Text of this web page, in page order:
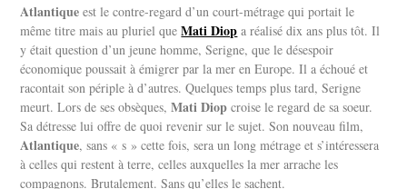
Atlantique est le contre-regard d’un court-métrage qui portait le
même titre mais au pluriel queMati Diop a réalisé dix ans plus tôt. Il
y était question d’un jeune homme, Serigne, que le désespoir
économique poussait à émigrer par la mer en Europe. Il a échoué et
racontait son périple à d’autres. Quelques temps plus tard, Serigne
meurt. Lors de ses obsèques,Mati Diop croise le regard de sa soeur.
Sa détresse lui offre de quoi revenir sur le sujet. Son nouveau film,
Atlantique, sans « s » cette fois, sera un long métrage et s’intéressera
à celles qui restent à terre, celles auxquelles la mer arrache les
compagnons. Brutalement. Sans qu’elles le sachent.